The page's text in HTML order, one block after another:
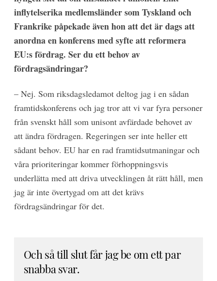
inflytelserika medlemsländer som Tyskland och
Frankrike påpekade även hon att det är dags att
anordna en konferens med syfte att reformera
EU:s fördrag. Ser du ett behov av
fördragsändringar?
– Nej. Som riksdagsledamot deltog jag i en sådan
framtidskonferens och jag tror att vi var fyra personer
från svenskt håll som unisont avfärdade behovet av
att ändra fördragen. Regeringen ser inte heller ett
sådant behov. EU har en rad framtidsutmaningar och
våra prioriteringar kommer förhoppningsvis
underlätta med att driva utvecklingen åt rätt håll, men
jag är inte övertygad om att det krävs
fördragsändringar för det.
Och så till slut får jag be om ett par
snabba svar.